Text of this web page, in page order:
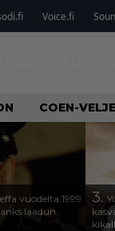
Voice.fi
COEN-
vuodelta 1999
laadun
3.